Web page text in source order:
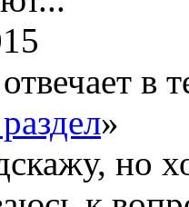
отвечает в
»
но